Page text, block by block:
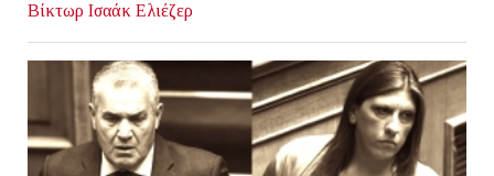
Βίκτωρ Ισαάκ Ελιέζερ